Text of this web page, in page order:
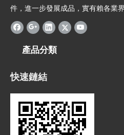
件，進一步發展成品，實有賴各業
產品分類
快速鏈結